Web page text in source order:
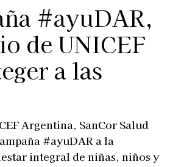
#ayuDAR,
de UNICEF
a las
Argentina, SanCor Salud
#ayuDAR a la
integral de niñas, niños y